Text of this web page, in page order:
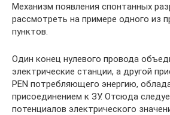
Механизм появления спонтанных
рассмотреть на примере одного из
пунктов.
Один конец нулевого провода
электрические станции, а другой
PEN потребляющего энергию,
присоединением к ЗУ. Отсюда
потенциалов электрического